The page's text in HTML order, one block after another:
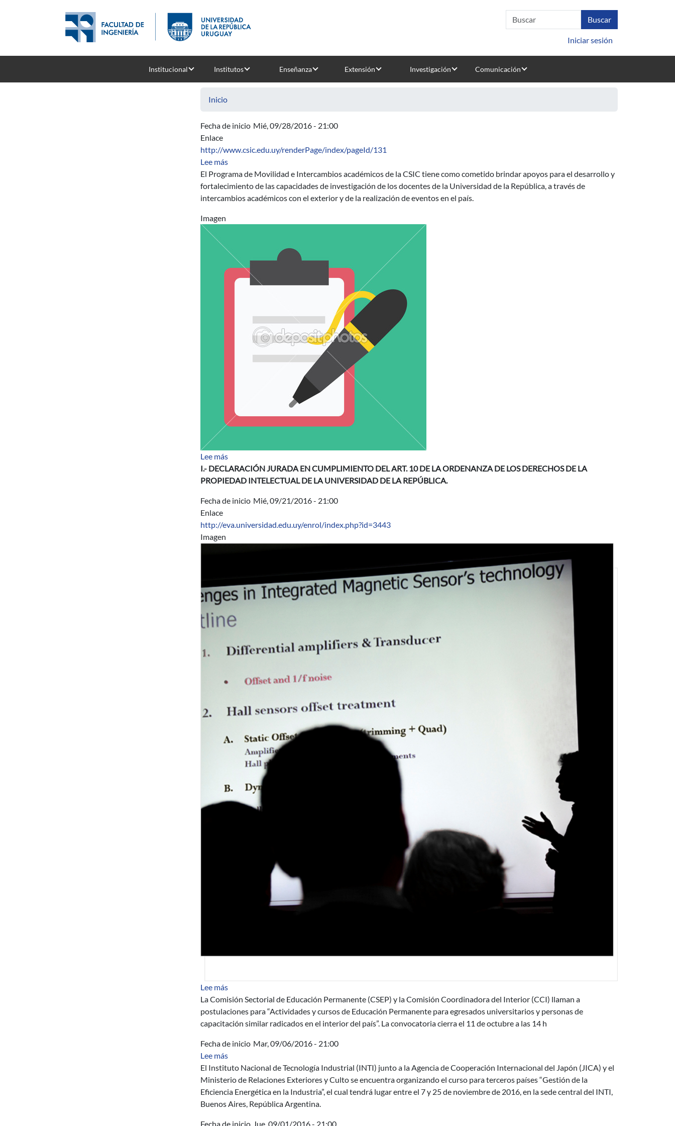
Iniciar sesión
Institucional Institutos Enseñanza Extensión Investigación Comunicación
Inicio
Fecha de inicio Mié, 09/28/2016 - 21:00
Enlace
http://www.csic.edu.uy/renderPage/index/pageId/131
Lee mássobre Quinto llamado del Programa de Movilidad e Intercambios Académicos
El Programa de Movilidad e Intercambios académicos de la CSIC tiene como cometido brindar apoyos para el desarrollo y
fortalecimiento de las capacidades de investigación de los docentes de la Universidad de la República, a través de
intercambios académicos con el exterior y de la realización de eventos en el país.
Imagen
Lee mássobre Formulario de participación en proyecto de estudiante
I.- DECLARACIÓN JURADA EN CUMPLIMIENTO DEL ART. 10 DE LA ORDENANZA DE LOS DERECHOS DE LA
PROPIEDAD INTELECTUAL DE LA UNIVERSIDAD DE LA REPÚBLICA.
Fecha de inicio Mié, 09/21/2016 - 21:00
Enlace
http://eva.universidad.edu.uy/enrol/index.php?id=3443
Imagen
Lee mássobre Llamado a actividades y cursos de educación permanente en el interior del país
La Comisión Sectorial de Educación Permanente (CSEP) y la Comisión Coordinadora del Interior (CCI) llaman a
postulaciones para “Actividades y cursos de Educación Permanente para egresados universitarios y personas de
capacitación similar radicados en el interior del país”. La convocatoria cierra el 11 de octubre a las 14 h
Fecha de inicio Mar, 09/06/2016 - 21:00
Lee mássobre INTI-JICA- Curso Gestión de la Eficiencia Energética en la Industria - Argentina
El Instituto Nacional de Tecnología Industrial (INTI) junto a la Agencia de Cooperación Internacional del Japón (JICA) y el
Ministerio de Relaciones Exteriores y Culto se encuentra organizando el curso para terceros países “Gestión de la
Eficiencia Energética en la Industria”, el cual tendrá lugar entre el 7 y 25 de noviembre de 2016, en la sede central del INTI,
Buenos Aires, República Argentina.
Fecha de inicio Jue, 09/01/2016 - 21:00